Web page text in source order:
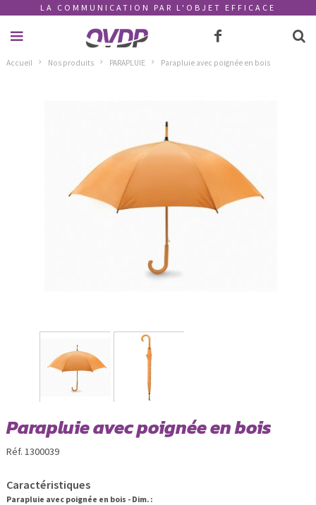
LA COMMUNICATION PAR L'OBJET EFFICACE
Accueil Nos produits PARAPLUIE Parapluie avec poignée en bois
Parapluie avec poignée en bois
Réf. 1300039
Caractéristiques
Parapluie avec poignée en bois - Dim. :